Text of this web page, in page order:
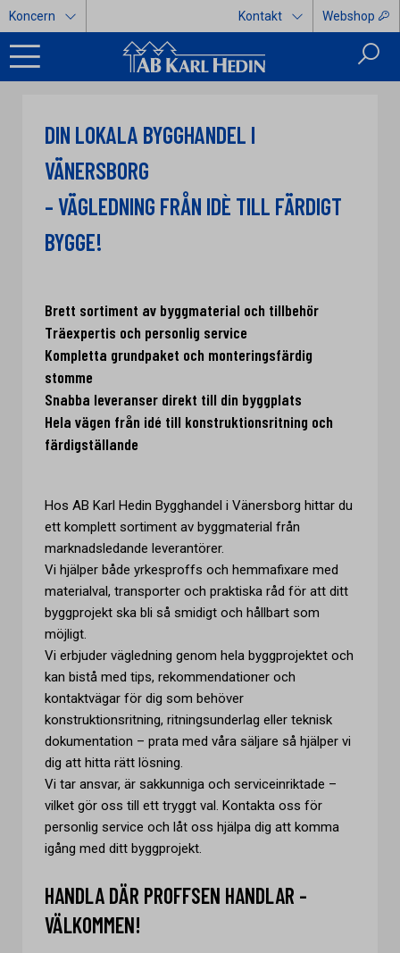
Koncern Kontakt Webshop
DIN LOKALA BYGGHANDEL I
VÄNERSBORG
– VÄGLEDNING FRÅN IDÈ TILL FÄRDIGT
BYGGE!
Brett sortiment av byggmaterial och tillbehör
Träexpertis och personlig service
Kompletta grundpaket och monteringsfärdig
stomme
Snabba leveranser direkt till din byggplats
Hela vägen från idé till konstruktionsritning och
färdigställande
Hos AB Karl Hedin Bygghandel i Vänersborg hittar du
ett komplett sortiment av byggmaterial från
marknadsledande leverantörer.
Vi hjälper både yrkesproffs och hemmafixare med
materialval, transporter och praktiska råd för att ditt
byggprojekt ska bli så smidigt och hållbart som
möjligt.
Vi erbjuder vägledning genom hela byggprojektet och
kan bistå med tips, rekommendationer och
kontaktvägar för dig som behöver
konstruktionsritning, ritningsunderlag eller teknisk
dokumentation – prata med våra säljare så hjälper vi
dig att hitta rätt lösning.
Vi tar ansvar, är sakkunniga och serviceinriktade –
vilket gör oss till ett tryggt val. Kontakta oss för
personlig service och låt oss hjälpa dig att komma
igång med ditt byggprojekt.
HANDLA DÄR PROFFSEN HANDLAR -
VÄLKOMMEN!